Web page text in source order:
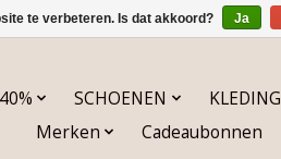
SCHOENEN KLEDING
Merken
Cadeaubonnen
te verbeteren. Is dat akkoord? Ja